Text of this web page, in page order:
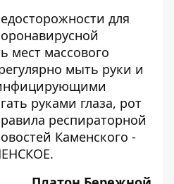
для
мест массового
мыть руки и
руками глаза, рот
респираторной
Каменского -
.